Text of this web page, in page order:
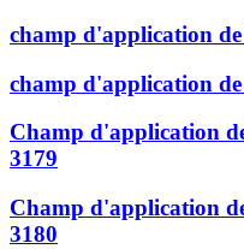
champ d'application
champ d'application
Champ d'application
3179
Champ d'application
3180